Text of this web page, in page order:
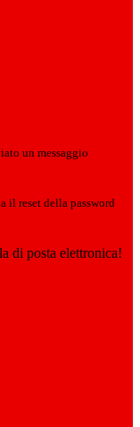
un messaggio
il reset della password
di posta elettronica!